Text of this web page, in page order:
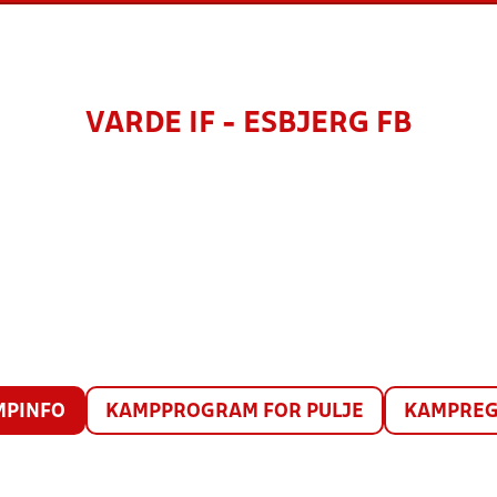
VARDE IF - ESBJERG FB
KAMPPROGRAM FOR PULJE